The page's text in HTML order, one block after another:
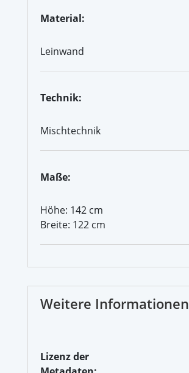
Material:
Leinwand
Technik:
Mischtechnik
Maße:
Höhe: 142 cm
Breite: 122 cm
Weitere Informationen
Lizenz der